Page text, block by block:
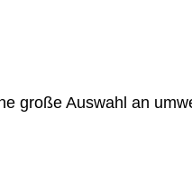
große Auswahl an